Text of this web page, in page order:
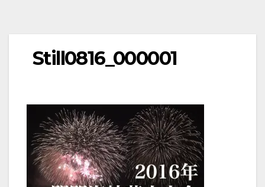
Still0816_000001